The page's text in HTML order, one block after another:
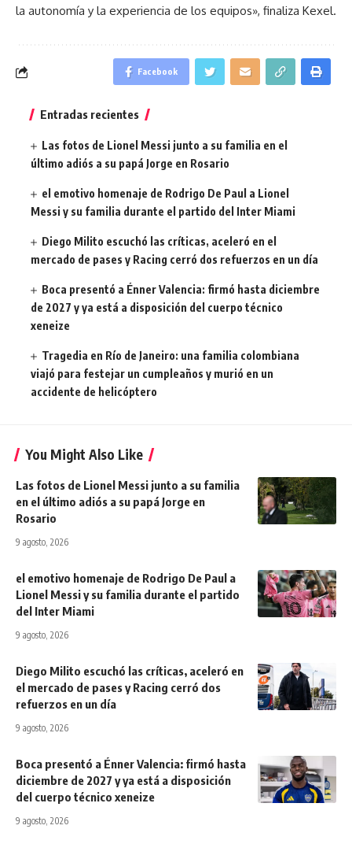
la autonomía y la experiencia de los equipos», finaliza Kexel.
Facebook
Entradas recientes
Las fotos de Lionel Messi junto a su familia en el
último adiós a su papá Jorge en Rosario
el emotivo homenaje de Rodrigo De Paul a Lionel
Messi y su familia durante el partido del Inter Miami
Diego Milito escuchó las críticas, aceleró en el
mercado de pases y Racing cerró dos refuerzos en un día
Boca presentó a Énner Valencia: firmó hasta diciembre
de 2027 y ya está a disposición del cuerpo técnico
xeneize
Tragedia en Río de Janeiro: una familia colombiana
viajó para festejar un cumpleaños y murió en un
accidente de helicóptero
You Might Also Like
Las fotos de Lionel Messi junto a su familia
en el último adiós a su papá Jorge en
Rosario
9 agosto, 2026
el emotivo homenaje de Rodrigo De Paul a
Lionel Messi y su familia durante el partido
del Inter Miami
9 agosto, 2026
Diego Milito escuchó las críticas, aceleró en
el mercado de pases y Racing cerró dos
refuerzos en un día
9 agosto, 2026
Boca presentó a Énner Valencia: firmó hasta
diciembre de 2027 y ya está a disposición
del cuerpo técnico xeneize
9 agosto, 2026